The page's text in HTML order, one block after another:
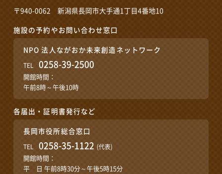
〒940-0062 新潟県長岡市大手通1丁目4番地10
施設の予約やお問い合わせ窓口
NPO 法人ながおか未来創造ネットワーク
TEL 0258-39-2500
開館時間：
午前8時～午後10時
各届出・証明書発行など
長岡市役所総合窓口
TEL 0258-35-1122 (代表)
開館時間：
平 日 午前8時30分～午後5時15分